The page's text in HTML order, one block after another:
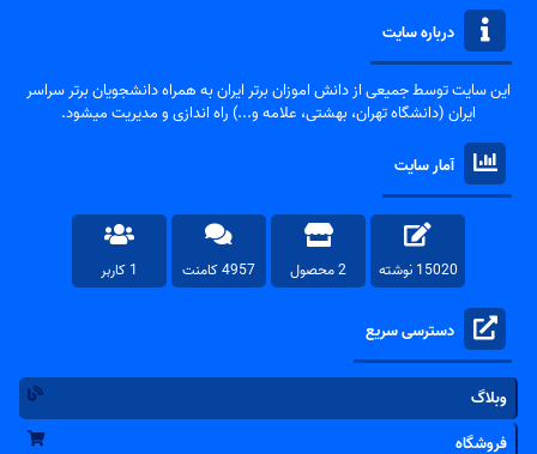
درباره سایت
این سایت توسط جمیعی از دانش اموزان برتر ایران به همراه دانشجویان برتر سراسر
ایران (دانشگاه تهران، بهشتی، علامه و...) راه اندازی و مدیریت میشود.
آمار سایت
15020 نوشته 2 محصول 4957 کامنت 1 کاربر
دسترسی سریع
وبلاگ
فروشگاه